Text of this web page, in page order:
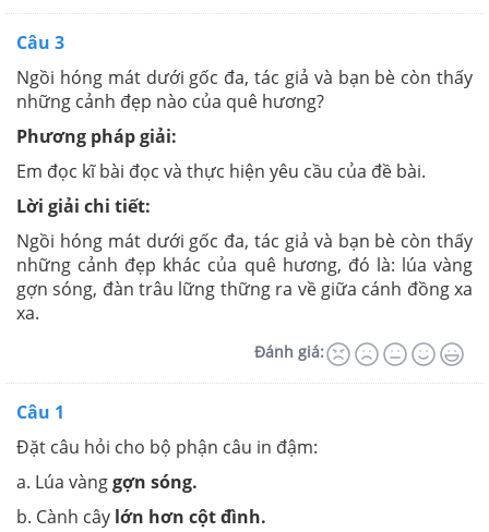
Câu 3
Ngồi hóng mát dưới gốc đa, tác giả và bạn bè còn thấy
những cảnh đẹp nào của quê hương?
Phương pháp giải:
Em đọc kĩ bài đọc và thực hiện yêu cầu của đề bài.
Lời giải chi tiết:
Ngồi hóng mát dưới gốc đa, tác giả và bạn bè còn thấy
những cảnh đẹp khác của quê hương, đó là: lúa vàng
gợn sóng, đàn trâu lững thững ra về giữa cánh đồng xa
xa.
Đánh giá:
Câu 1
Đặt câu hỏi cho bộ phận câu in đậm:
a. Lúa vànggợn sóng.
b. Cành cây lớn hơn cột đình.